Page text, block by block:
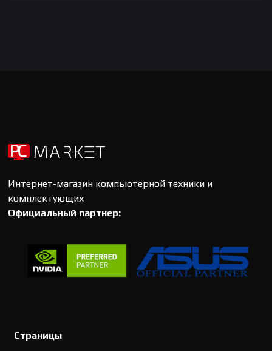
Интернет-магазин компьютерной техники и
комплектующих
Официальный партнер:
Страницы